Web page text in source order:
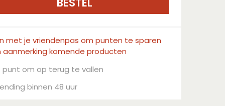
met je vriendenpas om punten te sparen
aanmerking komende producten
punt om op terug te vallen
binnen 48 uur